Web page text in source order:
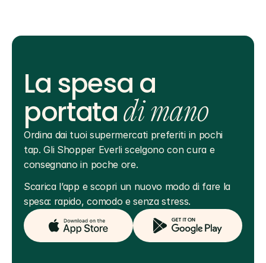
La spesa a
portatadi mano
Ordina dai tuoi supermercati preferiti in pochi
tap. Gli Shopper Everli scelgono con cura e
consegnano in poche ore.
Scarica l’app e scopri un nuovo modo di fare la
spesa: rapido, comodo e senza stress.